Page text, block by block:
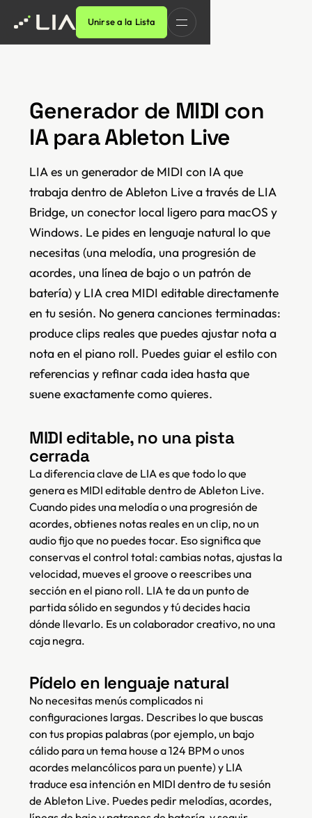
Unirse a la Lista
Generador de MIDI con
IA para Ableton Live
LIA es un generador de MIDI con IA que
trabaja dentro de Ableton Live a través de LIA
Bridge, un conector local ligero para macOS y
Windows. Le pides en lenguaje natural lo que
necesitas (una melodía, una progresión de
acordes, una línea de bajo o un patrón de
batería) y LIA crea MIDI editable directamente
en tu sesión. No genera canciones terminadas:
produce clips reales que puedes ajustar nota a
nota en el piano roll. Puedes guiar el estilo con
referencias y refinar cada idea hasta que
suene exactamente como quieres.
MIDI editable, no una pista
cerrada
La diferencia clave de LIA es que todo lo que
genera es MIDI editable dentro de Ableton Live.
Cuando pides una melodía o una progresión de
acordes, obtienes notas reales en un clip, no un
audio fijo que no puedes tocar. Eso significa que
conservas el control total: cambias notas, ajustas la
velocidad, mueves el groove o reescribes una
sección en el piano roll. LIA te da un punto de
partida sólido en segundos y tú decides hacia
dónde llevarlo. Es un colaborador creativo, no una
caja negra.
Pídelo en lenguaje natural
No necesitas menús complicados ni
configuraciones largas. Describes lo que buscas
con tus propias palabras (por ejemplo, un bajo
cálido para un tema house a 124 BPM o unos
acordes melancólicos para un puente) y LIA
traduce esa intención en MIDI dentro de tu sesión
de Ableton Live. Puedes pedir melodías, acordes,